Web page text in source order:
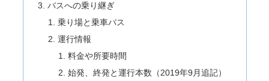
バスへの乗り継ぎ
乗り場と乗車バス
運行情報
料金や所要時間
始発、終発と運行本数（2019年9月追記）